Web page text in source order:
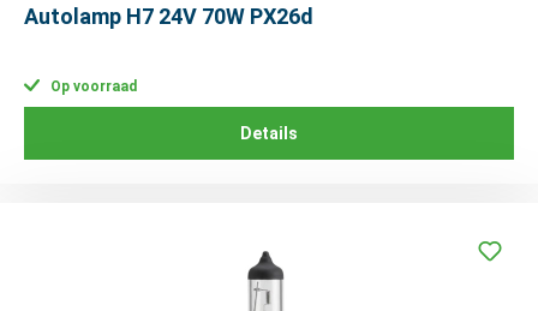
Autolamp H7 24V 70W PX26d
Op voorraad
Details